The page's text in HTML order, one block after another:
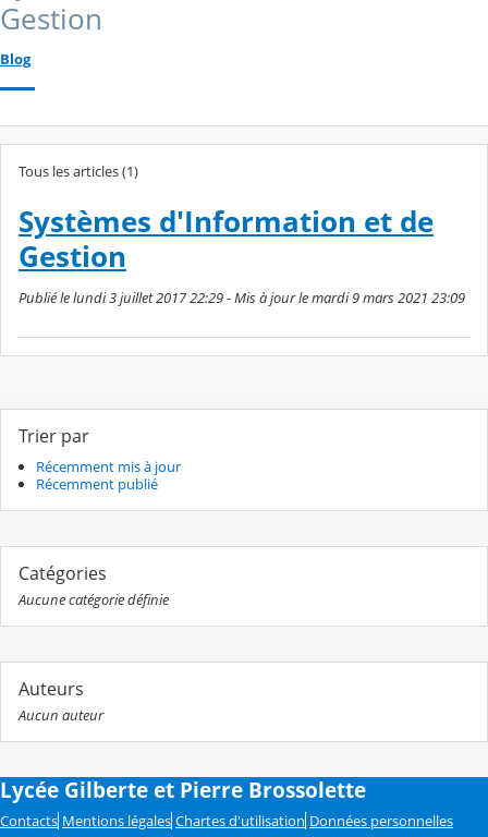
Gestion
Blog
Tous les articles (1)
Systèmes d'Information et de
Gestion
Publié le lundi 3 juillet 2017 22:29 - Mis à jour le mardi 9 mars 2021 23:09
Trier par
Récemment mis à jour
Récemment publié
Catégories
Aucune catégorie définie
Auteurs
Aucun auteur
Lycée Gilberte et Pierre Brossolette
Contacts Mentions légales Chartes d'utilisation Données personnelles